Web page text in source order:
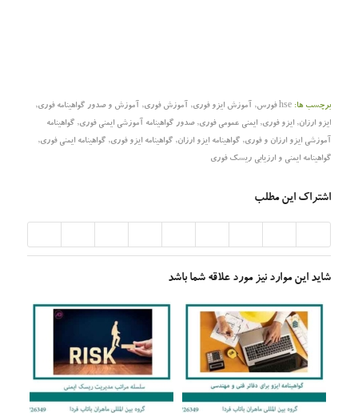
برچسب ها: hse فورس , آموزش ایزو فوری, آموزش فوری, آموزش و صدور گواهینامه فوری,
ایزو ارزان, ایزو فوری, ایمنی عمومی فوری,صدور گواهینامه آموزشی ایمنی فوری, گواهینامه
آموزشی ایزو ارزان و فوری, گواهینامه ایزو ارزان, گواهینامه ایزو فوری, گواهینامه ایمنی فوری,
گواهینامه ایمنی و ارزیابی ریسک فوری
اشتراک این مطلب
شاید این موارد نیز مورد علاقه شما باشد